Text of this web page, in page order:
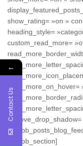
show_rating= »on »
heading_style=
custom_read_more=
read_more_on_hover=
[/
[/et_pb_section]
←
Contact Us